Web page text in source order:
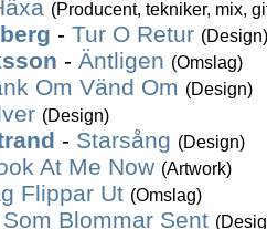
(Producent, tekniker, mix,
- Tur O Retur (Design)
- Äntligen (Omslag)
Om Vänd Om (Design)
(Design)
- Starsång (Design)
At Me Now (Artwork)
Flippar Ut (Omslag)
Blommar Sent